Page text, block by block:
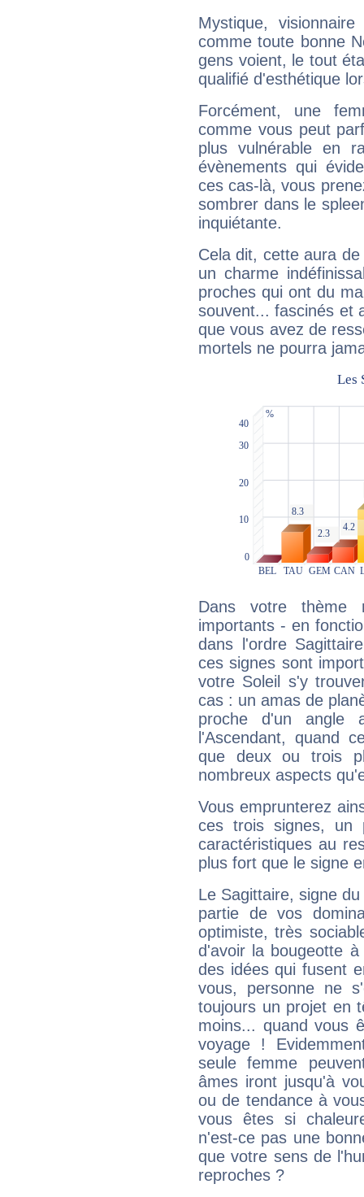
Mystique,
comme toute bonne
gens voient, le tout
qualifié d'esthétique
Forcément, une
comme vous peut
plus vulnérable en
évènements qui
ces cas-là, vous
sombrer dans le
inquiétante.
Cela dit, cette aura
un charme
proches qui ont du
souvent... fascinés et
que vous avez de
mortels ne pourra
Dans votre thème
importants - en
dans l'ordre
ces signes sont
votre Soleil s'y
cas : un amas de
proche d'un
l'Ascendant, quand
que deux ou trois
nombreux aspects
Vous emprunterez
ces trois signes, un
caractéristiques au
plus fort que le signe
Le Sagittaire, signe
partie de vos
optimiste, très
d'avoir la bougeotte
des idées qui fusent
vous, personne ne
toujours un projet en
moins... quand vous
voyage !
seule femme
âmes iront jusqu'à
ou de tendance à
vous êtes si
n'est-ce pas une
que votre sens de
reproches ?